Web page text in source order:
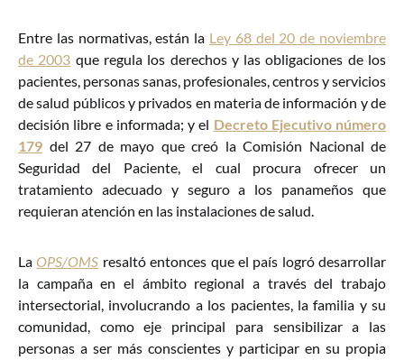
Entre las normativas, están la Ley 68 del 20 de noviembre
de 2003 que regula los derechos y las obligaciones de los
pacientes, personas sanas, profesionales, centros y servicios
de salud públicos y privados en materia de información y de
decisión libre e informada; y el Decreto Ejecutivo número
179 del 27 de mayo que creó la Comisión Nacional de
Seguridad del Paciente, el cual procura ofrecer un
tratamiento adecuado y seguro a los panameños que
requieran atención en las instalaciones de salud.
LaOPS/OMS resaltó entonces que el país logró desarrollar
la campaña en el ámbito regional a través del trabajo
intersectorial, involucrando a los pacientes, la familia y su
comunidad, como eje principal para sensibilizar a las
personas a ser más conscientes y participar en su propia